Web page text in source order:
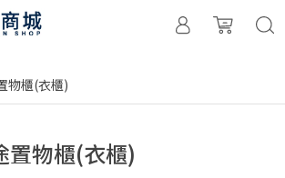
物櫃(衣櫃)
置物櫃(衣櫃)